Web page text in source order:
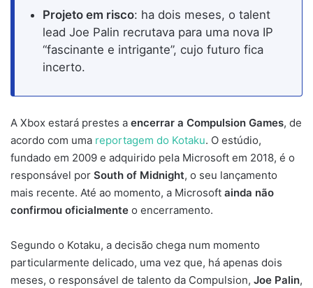
Projeto em risco: ha dois meses, o talent
lead Joe Palin recrutava para uma nova IP
“fascinante e intrigante”, cujo futuro fica
incerto.
A Xbox estará prestes a encerrar a Compulsion Games, de
acordo com uma reportagem do Kotaku. O estúdio,
fundado em 2009 e adquirido pela Microsoft em 2018, é o
responsável por South of Midnight, o seu lançamento
mais recente. Até ao momento, a Microsoft ainda não
confirmou oficialmente o encerramento.
Segundo o Kotaku, a decisão chega num momento
particularmente delicado, uma vez que, há apenas dois
meses, o responsável de talento da Compulsion, Joe Palin,